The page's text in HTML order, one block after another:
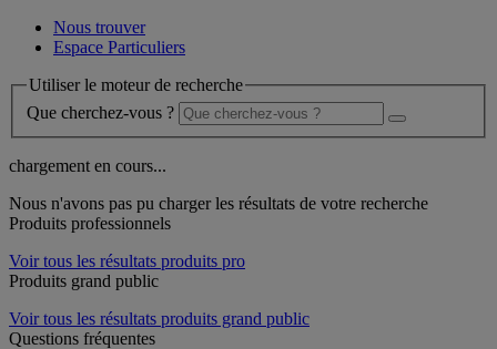
Nous trouver
Espace Particuliers
Utiliser le moteur de recherche
Que cherchez-vous ?
chargement en cours...
Nous n'avons pas pu charger les résultats de votre recherche
Produits professionnels
Voir tous les résultats produits pro
Produits grand public
Voir tous les résultats produits grand public
Questions fréquentes